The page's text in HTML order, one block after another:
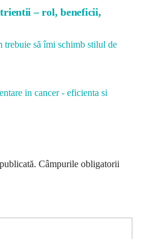
– rol, beneficii,
trebuie să îmi schimb stilul de
in cancer - eficienta si
Câmpurile obligatorii